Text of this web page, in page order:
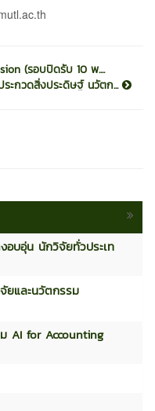
(รอบปิดรับ 10 พ....
ระกวดสิ่งประดิษฐ์ นวัตก...
อบอุ่น นักวิจัยทั่วประเท
ยและนวัตกรรม
AI for Accounting